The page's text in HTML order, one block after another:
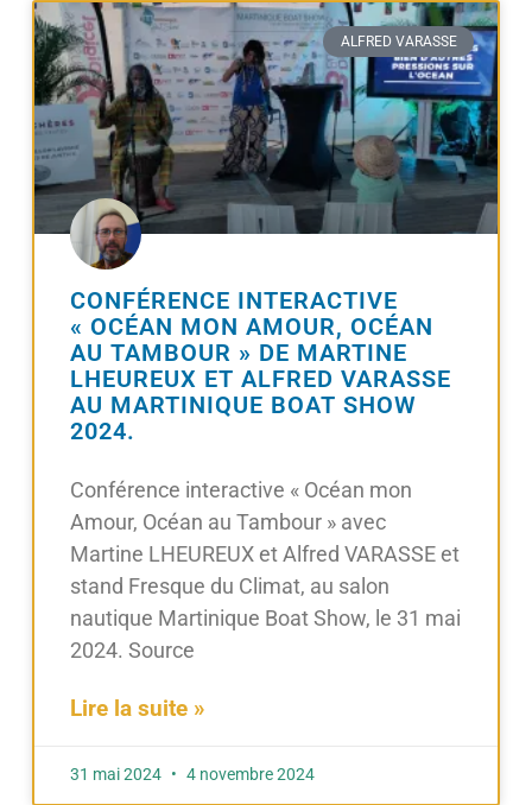
ALFRED VARASSE
CONFÉRENCE INTERACTIVE
« OCÉAN MON AMOUR, OCÉAN
AU TAMBOUR » DE MARTINE
LHEUREUX ET ALFRED VARASSE
AU MARTINIQUE BOAT SHOW
2024.
Conférence interactive « Océan mon
Amour, Océan au Tambour » avec
Martine LHEUREUX et Alfred VARASSE et
stand Fresque du Climat, au salon
nautique Martinique Boat Show, le 31 mai
2024. Source
Lire la suite »
31 mai 2024 4 novembre 2024